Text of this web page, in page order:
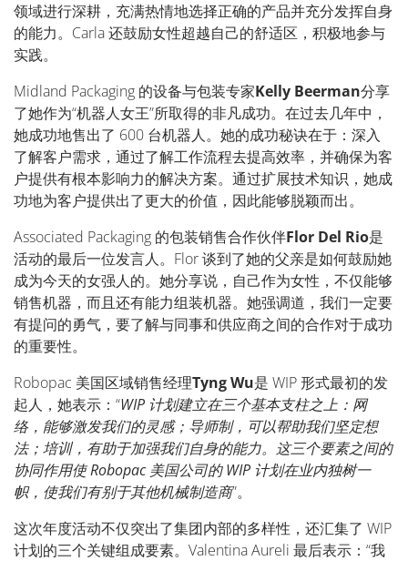
领域进行深耕，充满热情地选择正确的产品并充分发挥自身
的能力。 Carla还鼓励女性超越自己的舒适区，积极地参与
实践。
Midland Packaging 的设备与包装专家Kelly Beerman分享
了她作为“机器人女王”所取得的非凡成功。在过去几年中，
她成功地售出了 600 台机器人。她的成功秘诀在于：深入
了解客户需求，通过了解工作流程去提高效率，并确保为客
户提供有根本影响力的解决方案。通过扩展技术知识，她成
功地为客户提供出了更大的价值，因此能够脱颖而出。
Associated Packaging 的包装销售合作伙伴Flor Del Rio是
活动的最后一位发言人。 Flor谈到了她的父亲是如何鼓励她
成为今天的女强人的。她分享说，自己作为女性，不仅能够
销售机器，而且还有能力组装机器。她强调道，我们一定要
有提问的勇气，要了解与同事和供应商之间的合作对于成功
的重要性。
Robopac 美国区域销售经理Tyng Wu是 WIP形式最初的发
起人，她表示：“WIP 计划建立在三个基本支柱之上：网
络，能够激发我们的灵感；导师制，可以帮助我们坚定想
法；培训，有助于加强我们自身的能力。这三个要素之间的
协同作用使Robopac 美国公司的WIP 计划在业内独树一
帜，使我们有别于其他机械制造商”。
这次年度活动不仅突出了集团内部的多样性，还汇集了 WIP
计划的三个关键组成要素。 Valentina Aureli 最后表示：“我